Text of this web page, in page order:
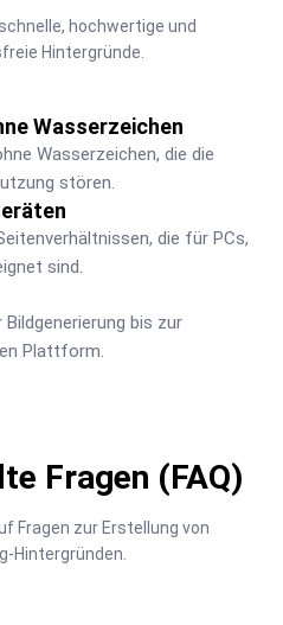
hochwertige und
Hintergründe.
Wasserzeichen
Wasserzeichen, die die
stören.
die für PCs,
sind.
bis zur
Plattform.
Fragen (FAQ)
Fragen zur Erstellung von
Hintergründen.